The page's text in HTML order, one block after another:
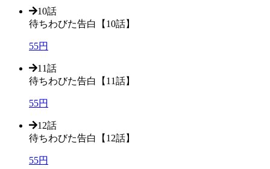
10話
待ちわびた告白【10話】
55円
11話
待ちわびた告白【11話】
55円
12話
待ちわびた告白【12話】
55円